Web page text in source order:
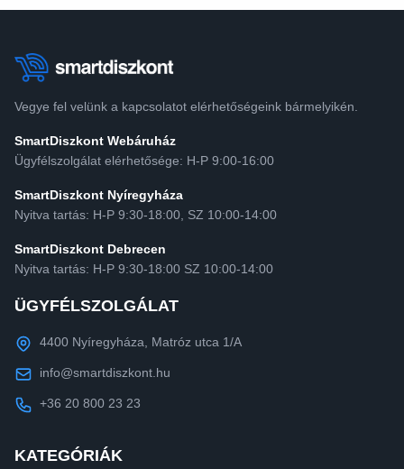
Vegye fel velünk a kapcsolatot elérhetőségeink bármelyikén.
SmartDiszkont Webáruház
Ügyfélszolgálat elérhetősége: H-P 9:00-16:00
SmartDiszkont Nyíregyháza
Nyitva tartás: H-P 9:30-18:00, SZ 10:00-14:00
SmartDiszkont Debrecen
Nyitva tartás: H-P 9:30-18:00 SZ 10:00-14:00
ÜGYFÉLSZOLGÁLAT
4400 Nyíregyháza, Matróz utca 1/A
info@smartdiszkont.hu
+36 20 800 23 23
KATEGÓRIÁK